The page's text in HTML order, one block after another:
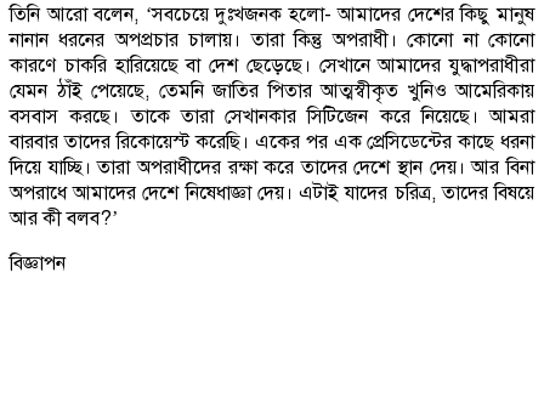
তিনি আরো বলেন, ‘সবচেয়ে দুঃখজনক হলো- আমাদের দেশের কিছু মানুষ
নানান ধরনের অপপ্রচার চালায়। তারা কিন্তু অপরাধী। কোনো না কোনো
কারণে চাকরি হারিয়েছে বা দেশ ছেড়েছে। সেখানে আমাদের যুদ্ধাপরাধীরা
যেমন ঠাঁই পেয়েছে, তেমনি জাতির পিতার আত্মস্বীকৃত খুনিও আমেরিকায়
বসবাস করছে। তাকে তারা সেখানকার সিটিজেন করে নিয়েছে। আমরা
বারবার তাদের রিকোয়েস্ট করেছি। একের পর এক প্রেসিডেন্টের কাছে ধরনা
দিয়ে যাচ্ছি। তারা অপরাধীদের রক্ষা করে তাদের দেশে স্থান দেয়। আর বিনা
অপরাধে আমাদের দেশে নিষেধাজ্ঞা দেয়। এটাই যাদের চরিত্র, তাদের বিষয়ে
আর কী বলব?’
বিজ্ঞাপন